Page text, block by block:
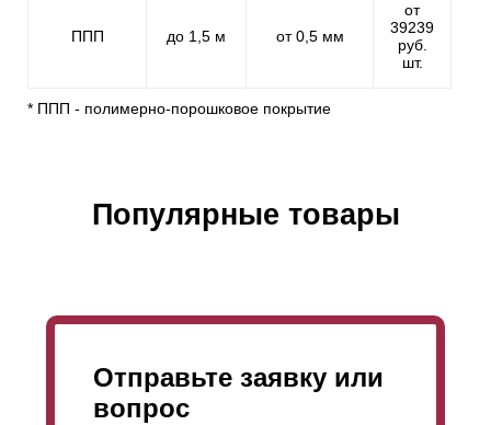
ППП до 1,5 м от 0,5 мм
от
39239
руб.
шт.
* ППП - полимерно-порошковое покрытие
Популярные товары
Отправьте заявку или
вопрос